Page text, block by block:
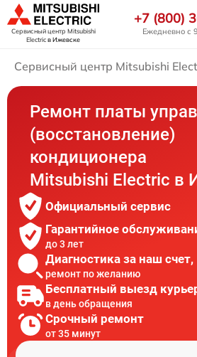
Сервисный центр Mitsubishi
Electricв Ижевске
+7 (800)
Ежедневно с
Сервисный центр Mitsubishi
Ремонт платы
(восстановление)
кондиционера
Mitsubishi Electric в
Официальный сервис
Гарантийное
до 3 лет
Диагностика за наш счет,
ремонт по желанию
Бесплатный выезд
в день обращения
Срочный ремонт
от 35 минут